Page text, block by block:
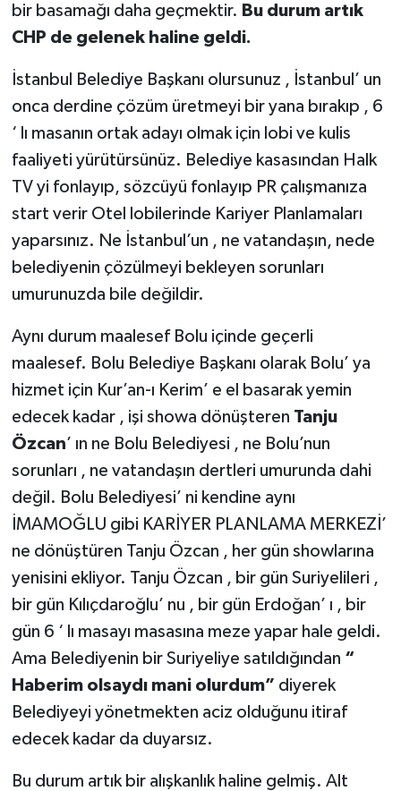
bir basamağı daha geçmektir. Bu durum artık
CHP de gelenek haline geldi.
İstanbul Belediye Başkanı olursunuz , İstanbul’ un
onca derdine çözüm üretmeyi bir yana bırakıp , 6
‘ lı masanın ortak adayı olmak için lobi ve kulis
faaliyeti yürütürsünüz. Belediye kasasından Halk
TV yi fonlayıp, sözcüyü fonlayıp PR çalışmanıza
start verir Otel lobilerinde Kariyer Planlamaları
yaparsınız. Ne İstanbul’un , ne vatandaşın, nede
belediyenin çözülmeyi bekleyen sorunları
umurunuzda bile değildir.
Aynı durum maalesef Bolu içinde geçerli
maalesef. Bolu Belediye Başkanı olarak Bolu’ ya
hizmet için Kur’an-ı Kerim’ e el basarak yemin
edecek kadar , işi showa dönüşteren Tanju
Özcan’ ın ne Bolu Belediyesi , ne Bolu’nun
sorunları , ne vatandaşın dertleri umurunda dahi
değil. Bolu Belediyesi’ ni kendine aynı
İMAMOĞLU gibi KARİYER PLANLAMA MERKEZİ’
ne dönüştüren Tanju Özcan , her gün showlarına
yenisini ekliyor. Tanju Özcan , bir gün Suriyelileri ,
bir gün Kılıçdaroğlu’ nu , bir gün Erdoğan’ ı , bir
gün 6 ‘ lı masayı masasına meze yapar hale geldi.
Ama Belediyenin bir Suriyeliye satıldığından “
Haberim olsaydı mani olurdum” diyerek
Belediyeyi yönetmekten aciz olduğunu itiraf
edecek kadar da duyarsız.
Bu durum artık bir alışkanlık haline gelmiş. Alt